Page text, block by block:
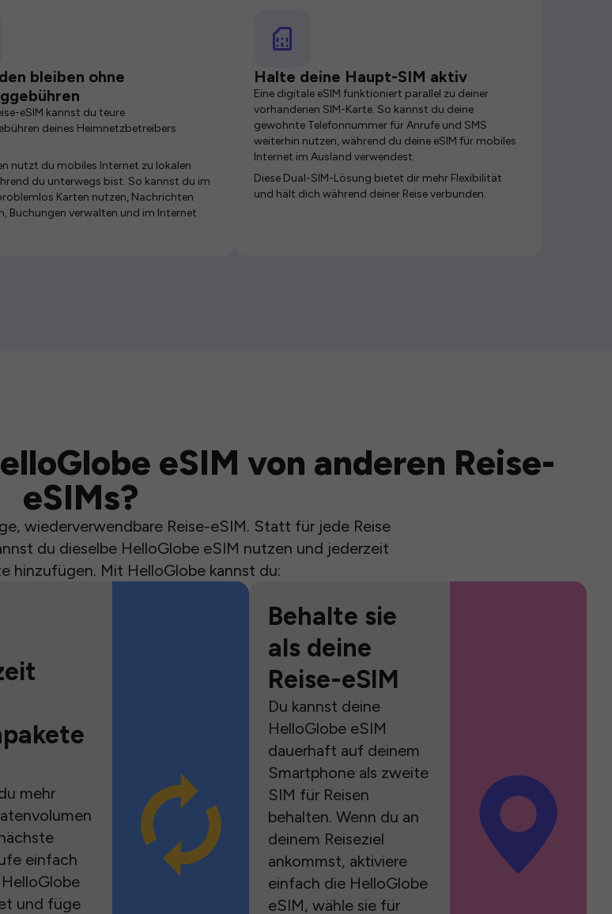
bleiben ohne
eSIM kannst du teure
deines Heimnetzbetreibers
nutzt du mobiles Internet zu lokalen
du unterwegs bist. So kannst du im
Karten nutzen, Nachrichten
Buchungen verwalten und im Internet
Halte deine Haupt-SIM aktiv
Eine digitale eSIM funktioniert parallel zu deiner
vorhandenen SIM-Karte. So kannst du deine
gewohnte Telefonnummer für Anrufe und SMS
weiterhin nutzen, während du deine eSIM für mobiles
Internet im Ausland verwendest.
Diese Dual-SIM-Lösung bietet dir mehr Flexibilität
und hält dich während deiner Reise verbunden.
eSIM von anderen Reise-
eSIMs?
wiederverwendbare Reise-eSIM. Statt für jede Reise
du dieselbe HelloGlobe eSIM nutzen und jederzeit
hinzufügen. Mit HelloGlobe kannst du:
mehr
einfach
und füge
Behalte sie
als deine
Reise-eSIM
Du kannst deine
HelloGlobe eSIM
dauerhaft auf deinem
Smartphone als zweite
SIM für Reisen
behalten. Wenn du an
deinem Reiseziel
ankommst, aktiviere
einfach die HelloGlobe
eSIM, wähle sie für